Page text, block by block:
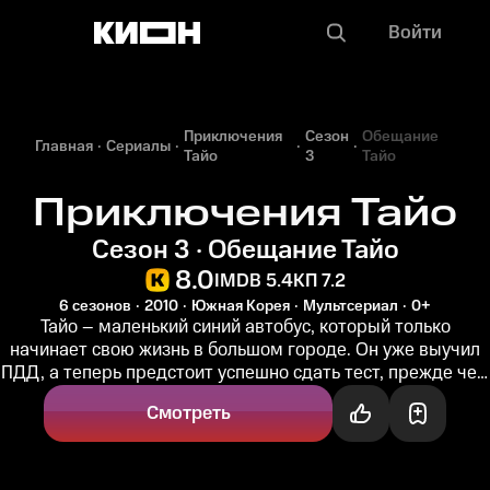
Войти
Главная Сериалы
Приключения
Тайо
Сезон
3
Обещание
Тайо
Приключения Тайо
Сезон 3 · Обещание Тайо
8.0IMDB 5.4КП 7.2
6 сезонов 2010 Южная Корея Мультсериал 0+
Тайо – маленький синий автобус, который только
начинает свою жизнь в большом городе. Он уже выучил
ПДД, а теперь предстоит успешно сдать тест, прежде чем
выехать на оживленные...
Смотреть